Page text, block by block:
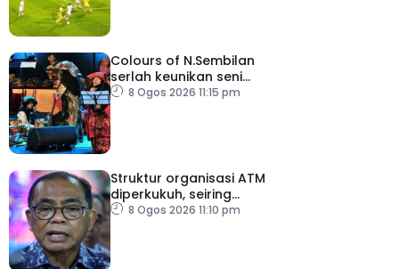
Colours of N.Sembilan
serlah keunikan seni
budaya negeri beradat
8 Ogos 2026 11:15 pm
Struktur organisasi ATM
diperkukuh, seiring
pemodenan aset
8 Ogos 2026 11:10 pm